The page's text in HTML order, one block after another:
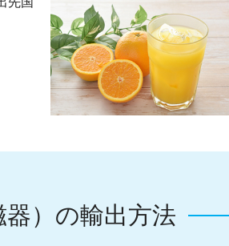
）の輸出方法